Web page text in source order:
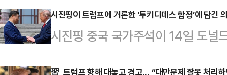
우리가 논의했던 몇 가지 사안들을
한 기회”라며 “모두 미국과 중국에
령은 특히 “시 주석과…
했다고 밝혔다.중국 관영 신화통신
은 이날 베이징 인민대회당에서
10월 30일 부산 미·중 정상회담은
시진핑이 트럼프에 거론한 ‘투키디데스 함정’에 담긴
시진핑 중국 국가주석이 14일 도널
‘투키디데스의 함정’을 거론해 '주
習, 트럼프 향해 대놓고 경고… “대만문제 잘못 처리